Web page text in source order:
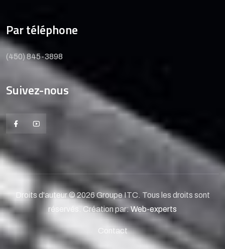
Par téléphone
(450) 845-3898
Suivez-nous
Droits d'auteur © 2026 Groupe ITC. Tous les droits sont
réservés. Création par:Web-experts
Contact